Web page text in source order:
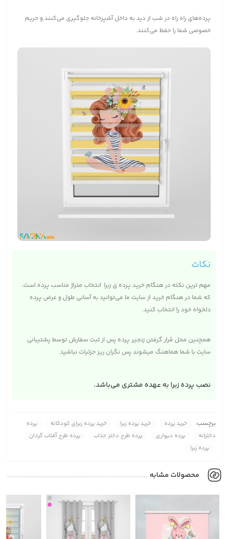
پرده‌های راه راه در شب از دید به داخل آشپزخانه جلوگیری می‌کنند و حریم
خصوصی شما را حفظ می‌کنند.
نکات
مهم ترین نکته در هنگام خرید پرده ی زبرا انتخاب متراژ مناسب پرده است،
که شما در هنگام خرید از سایت ما می‌توانید به آسانی طول و عرض پرده
دلخواه خود را انتخاب کنید.
همچنین محل قرار گرفتن زنجیر پرده پس از ثبت سفارش توسط پشتیبانی
سایت با شما هماهنگ میشوند پس نگران ریز جزئیات نباشید.
نصب پرده زبرا به عهده مشتری می‌باشد.
برچسب: خرید پرده خرید پرده زبرا خرید پرده زبرای کودکانه
پرده
دخترانه
پرده دیواری پرده طرح دختر جذاب
پرده طرح آفتاب گردان
پرده زبرا
محصولات مشابه